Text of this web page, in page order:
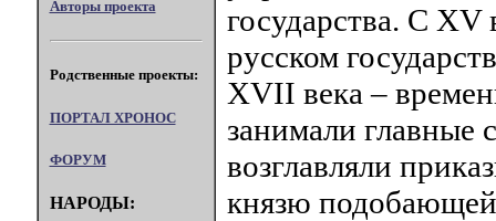
Авторы проекта
Родственные проекты:
ПОРТАЛ XPOHOC
ФОРУМ
НАРОДЫ:
государства. С
русском
XVII века –
занимали главные
возглавляли
князю подобающей